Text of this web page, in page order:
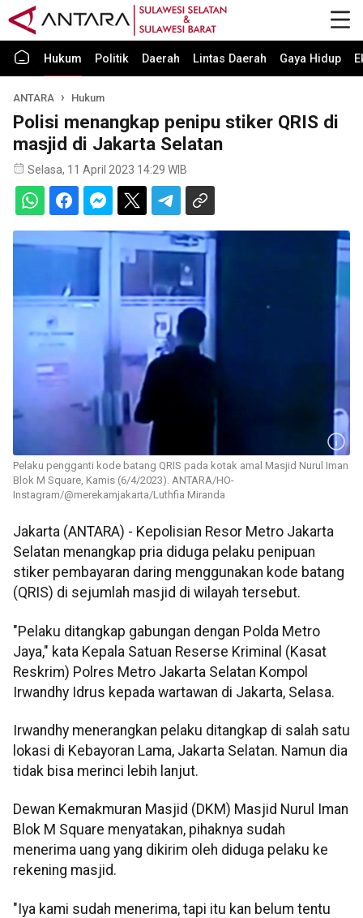
Hukum Politik Daerah Lintas Daerah Gaya Hidup
ANTARA Hukum
Polisi menangkap penipu stiker QRIS di
masjid di Jakarta Selatan
Selasa, 11 April 2023 14:29 WIB
Pelaku pengganti kode batang QRIS pada kotak amal Masjid Nurul Iman
Blok M Square, Kamis (6/4/2023). ANTARA/HO-
Instagram/@merekamjakarta/Luthfia Miranda
Jakarta (ANTARA) - Kepolisian Resor Metro Jakarta
Selatan menangkap pria diduga pelaku penipuan
stiker pembayaran daring menggunakan kode batang
(QRIS) di sejumlah masjid di wilayah tersebut.
"Pelaku ditangkap gabungan dengan Polda Metro
Jaya," kata Kepala Satuan Reserse Kriminal (Kasat
Reskrim) Polres Metro Jakarta Selatan Kompol
Irwandhy Idrus kepada wartawan di Jakarta, Selasa.
Irwandhy menerangkan pelaku ditangkap di salah satu
lokasi di Kebayoran Lama, Jakarta Selatan. Namun dia
tidak bisa merinci lebih lanjut.
Dewan Kemakmuran Masjid (DKM) Masjid Nurul Iman
Blok M Square menyatakan, pihaknya sudah
menerima uang yang dikirim oleh diduga pelaku ke
rekening masjid.
"Iya kami sudah menerima, tapi itu kan belum tentu